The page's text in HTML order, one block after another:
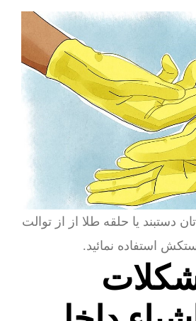
دستبند یا حلقه طلا از از توالت
استفاده نمائید.